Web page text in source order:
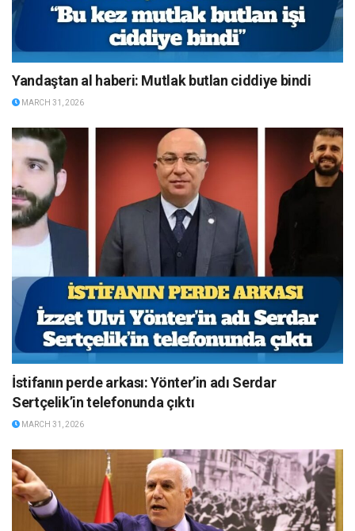
Yandaştan al haberi: Mutlak butlan ciddiye bindi
MARCH 31, 2026
İstifanın perde arkası: Yönter’in adı Serdar
Sertçelik’in telefonunda çıktı
MARCH 31, 2026